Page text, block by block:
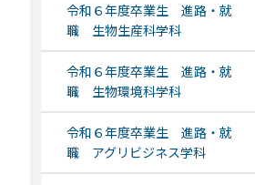
令和６年度卒業生 進路・就
職 生物生産科学科
令和６年度卒業生 進路・就
職 生物環境科学科
令和６年度卒業生 進路・就
職 アグリビジネス学科